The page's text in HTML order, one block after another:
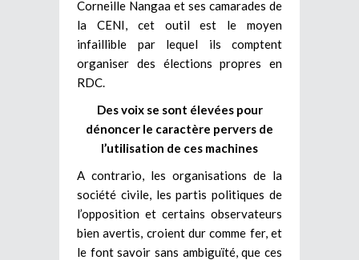
Corneille Nangaa et ses camarades de
la CENI, cet outil est le moyen
infaillible par lequel ils comptent
organiser des élections propres en
RDC.
Des voix se sont élevées pour
dénoncer le caractère pervers de
l’utilisation de ces machines
A contrario, les organisations de la
société civile, les partis politiques de
l’opposition et certains observateurs
bien avertis, croient dur comme fer, et
le font savoir sans ambiguïté, que ces